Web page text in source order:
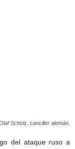
Scholz, canciller alemán.
del ataque ruso a